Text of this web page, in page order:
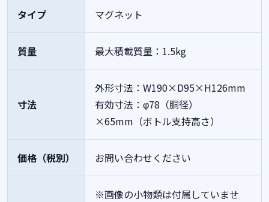
タイプ マグネット
質量 最大積載質量：1.5kg
寸法
外形寸法：W190×D95×H126mm
有効寸法：φ78（胴径）
×65mm（ボトル支持高さ）
価格（税別） お問い合わせください
※画像の小物類は付属していませ